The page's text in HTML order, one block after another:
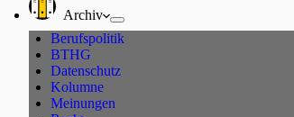
Archiv
Berufspolitik
BTHG
Datenschutz
Kolumne
Meinungen